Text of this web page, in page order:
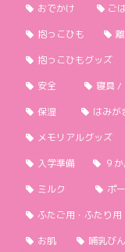
おでかけ ご
抱っこひも
抱っこひもグッズ
安全
寝具 /
保湿
はみが
メモリアルグッズ
入学準備
９
ミルク
ポ
ふたご用・ふたり用
お肌
哺乳びん